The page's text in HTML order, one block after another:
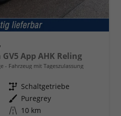
GV5 App AHK Reling
Fahrzeug mit Tageszulassung
Getriebe Schaltgetriebe
Außenfarbe Puregrey
Kilometerstand 10 km